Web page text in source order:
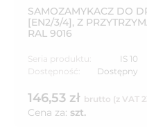
SAMOZAMYKACZ DO
[EN2/3/4], Z
RAL 9016
Seria produktu:
IS 10
Dostępność:
Dostępny
146,53 zł brutto (z VAT
Cena za: szt.